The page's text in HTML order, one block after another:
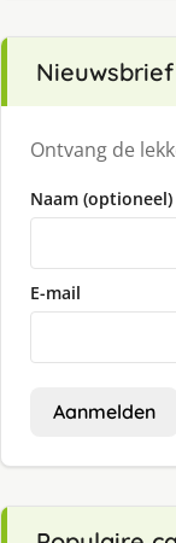
Nieuwsbrief
Ontvang de
Naam (optioneel)
E-mail
Aanmelden